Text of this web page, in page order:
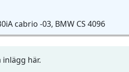
cabrio -03, BMW CS 4096
här.